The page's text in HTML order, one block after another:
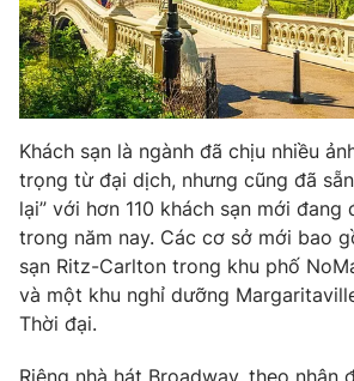
Khách sạn là ngành đã chịu nhiều
trọng từ đại dịch, nhưng cũng đã
lại” với hơn 110 khách sạn mới
trong năm nay. Các cơ sở mới bao
sạn Ritz-Carlton trong khu phố
và một khu nghỉ dưỡng
Thời đại.